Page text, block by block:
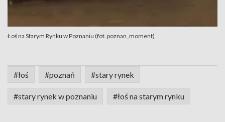
Łoś na Starym Rynku w Poznaniu (fot. poznan_moment)
#łoś #poznań #stary rynek
#stary rynek w poznaniu #łoś na starym rynku